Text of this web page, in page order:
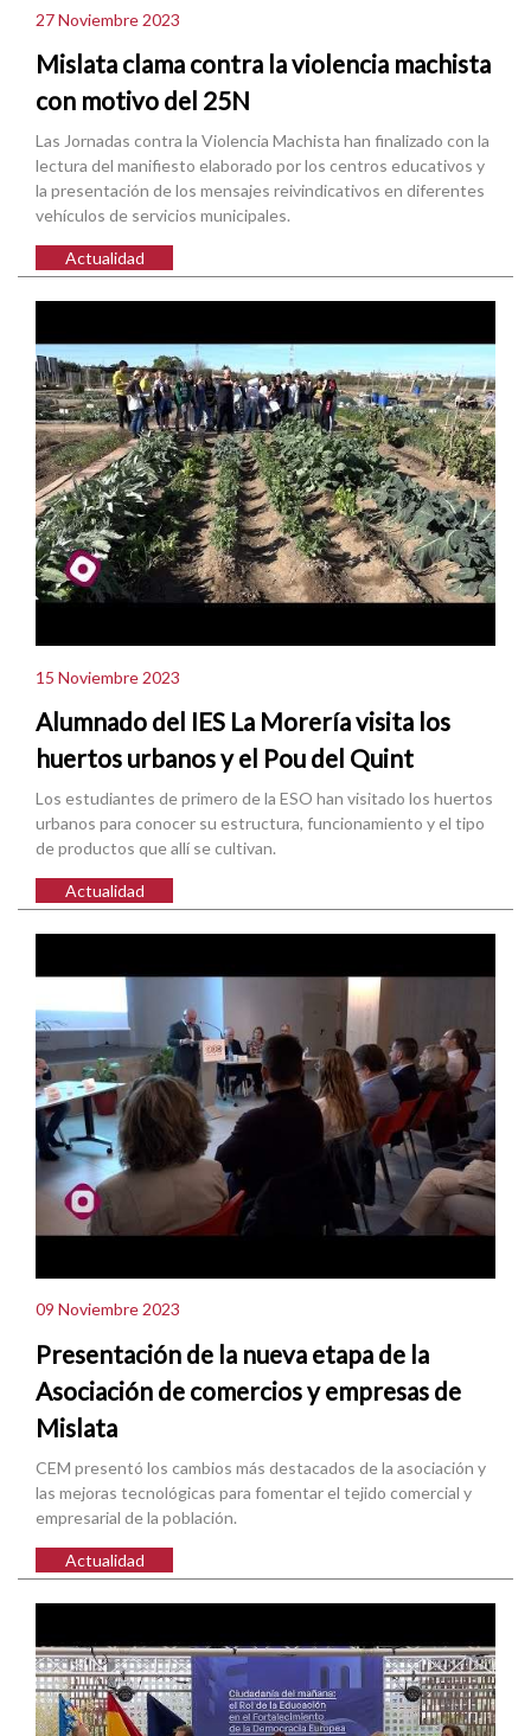
27 Noviembre 2023
Mislata clama contra la violencia machista
con motivo del 25N
Las Jornadas contra la Violencia Machista han finalizado con la
lectura del manifiesto elaborado por los centros educativos y
la presentación de los mensajes reivindicativos en diferentes
vehículos de servicios municipales.
Actualidad
15 Noviembre 2023
Alumnado del IES La Morería visita los
huertos urbanos y el Pou del Quint
Los estudiantes de primero de la ESO han visitado los huertos
urbanos para conocer su estructura, funcionamiento y el tipo
de productos que allí se cultivan.
Actualidad
09 Noviembre 2023
Presentación de la nueva etapa de la
Asociación de comercios y empresas de
Mislata
CEM presentó los cambios más destacados de la asociación y
las mejoras tecnológicas para fomentar el tejido comercial y
empresarial de la población.
Actualidad